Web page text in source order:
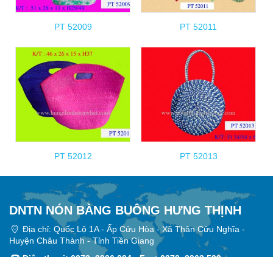
PT 52009 PT 52011
PT 52012 PT 52013
DNTN NÓN BÀNG BUÔNG HƯNG THỊNH
Địa chỉ: Quốc Lộ 1A - Ấp Cửu Hòa - Xã Thân Cửu Nghĩa -
Huyện Châu Thành - Tỉnh Tiền Giang